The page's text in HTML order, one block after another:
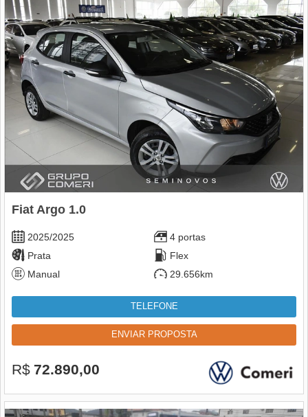
Fiat Argo 1.0
2025/2025
4 portas
Prata
Flex
Manual
29.656km
TELEFONE
ENVIAR PROPOSTA
R$ 72.890,00